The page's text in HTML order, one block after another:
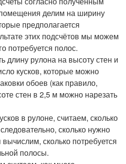
делим на ширину
предполагается
этих подсчётов мы можем
потребуется полос.
длину рулона на высоту стен и
кусков, которые можно
обоев (как правило,
стен в 2,5 м можно нарезать
в рулоне, считаем, сколько
сколько нужно
сколько потребуется
полосы.